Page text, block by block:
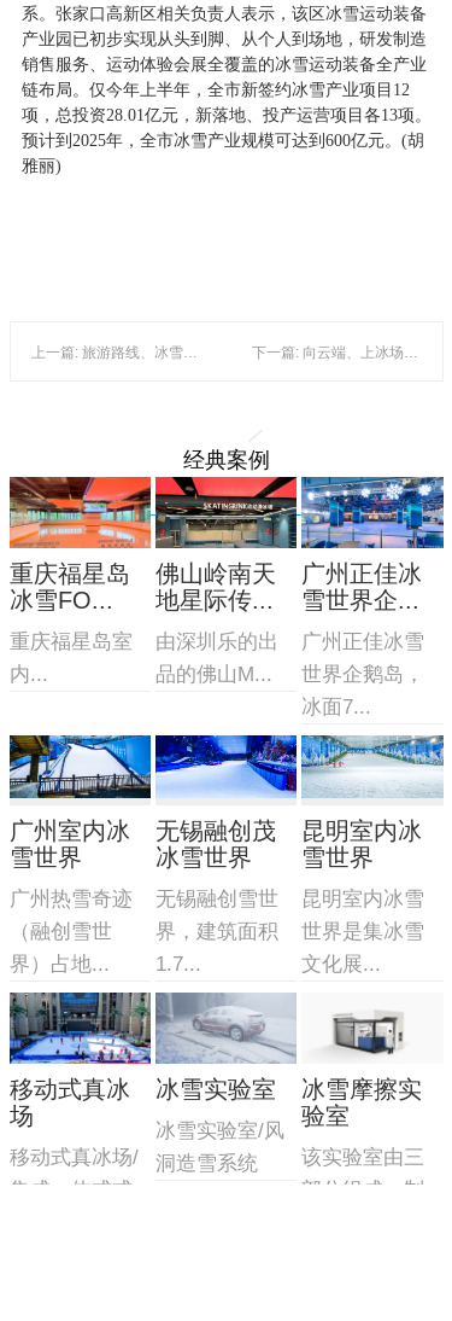
系。张家口高新区相关负责人表示，该区冰雪运动装备
产业园已初步实现从头到脚、从个人到场地，研发制造
销售服务、运动体验会展全覆盖的冰雪运动装备全产业
链布局。仅今年上半年，全市新签约冰雪产业项目12
项，总投资28.01亿元，新落地、投产运营项目各13项。
预计到2025年，全市冰雪产业规模可达到600亿元。(胡
雅丽)
上一篇: 旅游路线、冰雪装备 ...... 黑龙江展区亮相中国旅游产业博览会 下一篇: 向云端、上冰场！延庆续写“后冬奥”的“冰雪奇缘”
经典案例
重庆福星岛
冰雪FO...
重庆福星岛室
内...
佛山岭南天
地星际传...
由深圳乐的出
品的佛山M...
广州正佳冰
雪世界企...
广州正佳冰雪
世界企鹅岛，
冰面7...
广州室内冰
雪世界
广州热雪奇迹
（融创雪世
界）占地...
无锡融创茂
冰雪世界
无锡融创雪世
界，建筑面积
1.7...
昆明室内冰
雪世界
昆明室内冰雪
世界是集冰雪
文化展...
移动式真冰
场
移动式真冰场/
集成一体式式
冰雪实验室
冰雪实验室/风
洞造雪系统
冰雪摩擦实
验室
该实验室由三
部分组成：制